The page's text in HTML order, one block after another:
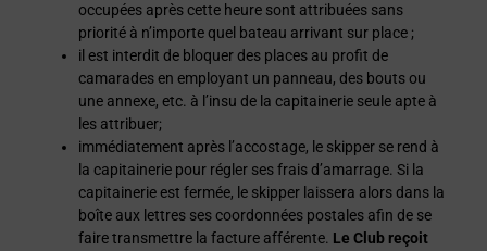
occupées après cette heure sont attribuées sans
priorité à n’importe quel bateau arrivant sur place ;
il est interdit de bloquer des places au profit de
camarades en employant un panneau, des bouts ou
une annexe, etc. à l’insu de la capitainerie seule apte à
les attribuer;
immédiatement après l’accostage, le skipper se rend à
la capitainerie pour régler ses frais d’amarrage. Si la
capitainerie est fermée, le skipper laissera alors dans la
boîte aux lettres ses coordonnées postales afin de se
faire transmettre la facture afférente. Le Club reçoit